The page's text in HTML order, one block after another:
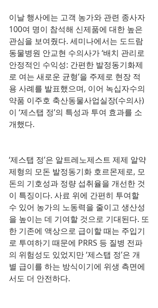
이날 행사에는 고객 농가와 관련 종사자
100여 명이 참석해 신제품에 대한 높은
관심을 보여줬다. 세미나에서는 도드람
동물병원 안교현 수의사가 ‘배치 관리로
안정적인 수익성: 간편한 발정동기화제
로 여는 새로운 균형’을 주제로 현장 적
용 사례를 발표했으며, 이어 녹십자수의
약품 이주호 축산동물사업실장(수의사)
이 ‘제스탭 정’의 특성과 투여 효과를 소
개했다.
‘제스탭 정’은 알트레노제스트 제제 알약
제형의 모돈 발정동기화 호르몬제로, 모
돈의 기호성과 정량 섭취율을 개선한 것
이 특징이다. 사료 위에 간편히 투여할
수 있어 농가의 노동력을 줄이고 생산성
을 높이는 데 기여할 것으로 기대된다. 또
한 기존에 액상으로 급이할 때는 주입기
로 투여하기 때문에 PRRS 등 질병 전파
의 위험성도 있었지만 ‘제스탭 정’은 개
별 급이를 하는 방식이기에 위생 측면에
서도 더 안전하다.